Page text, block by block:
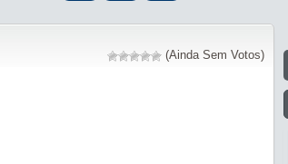
(Ainda Sem Votos)